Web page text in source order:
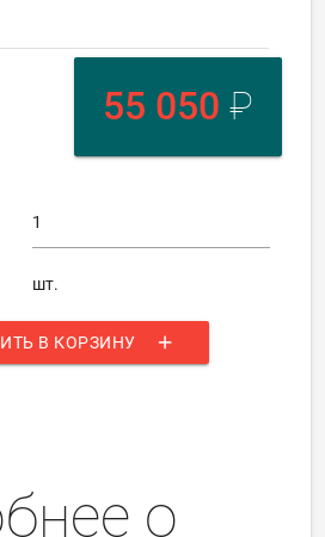
55 050 ₽
шт.
В КОРЗИНУ add
о